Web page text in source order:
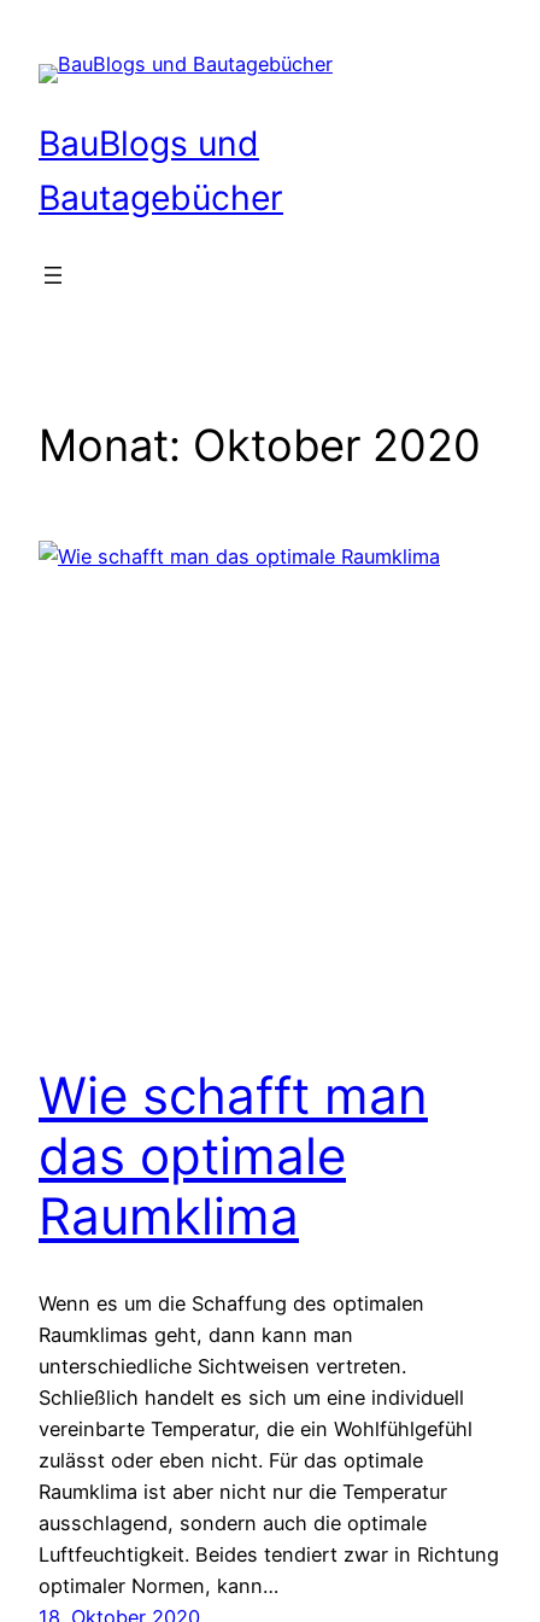
Inhalt
springen
BauBlogs und
Bautagebücher
Monat: Oktober 2020
Wie schafft man
das optimale
Raumklima
Wenn es um die Schaffung des optimalen
Raumklimas geht, dann kann man
unterschiedliche Sichtweisen vertreten.
Schließlich handelt es sich um eine individuell
vereinbarte Temperatur, die ein Wohlfühlgefühl
zulässt oder eben nicht. Für das optimale
Raumklima ist aber nicht nur die Temperatur
ausschlagend, sondern auch die optimale
Luftfeuchtigkeit. Beides tendiert zwar in Richtung
optimaler Normen, kann…